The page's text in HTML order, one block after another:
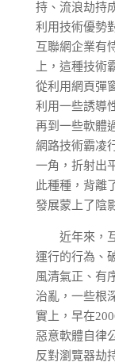
持、流浪劫持
利用技術優勢
互聯網企業有
上，這種技術
從利用網頁彈
利用一些誘導
再到一些軟體
網路技術霸凌
一角，折射出
此種種，背離
發展蒙上了陰
近年來，互
運行的行為、
風清氣正、有
治亂，一些根
實上，早在
惡意軟體自律
反對瀏覽器劫